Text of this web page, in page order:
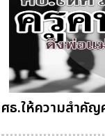
ศธ.ให้ความสำคั